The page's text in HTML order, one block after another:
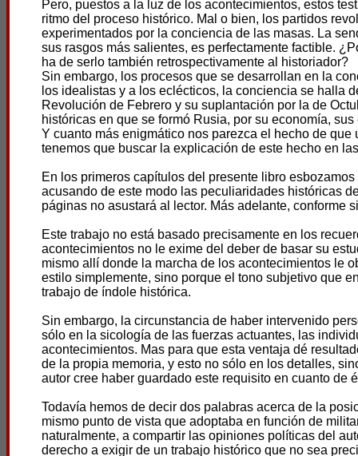
Pero, puestos a la luz de los acontecimientos, estos
ritmo del proceso histórico. Mal o bien, los partidos
experimentados por la conciencia de las masas. La
sus rasgos más salientes, es perfectamente factible.
ha de serlo también retrospectivamente al historiador?
Sin embargo, los procesos que se desarrollan en la
los idealistas y a los eclécticos, la conciencia se halla
Revolución de Febrero y su suplantación por la de
históricas en que se formó Rusia, por su economía,
Y cuanto más enigmático nos parezca el hecho de
tenemos que buscar la explicación de este hecho en
En los primeros capítulos del presente libro
acusando de este modo las peculiaridades históricas
páginas no asustará al lector. Más adelante, conforme
Este trabajo no está basado precisamente en los
acontecimientos no le exime del deber de basar su
mismo allí donde la marcha de los acontecimientos le
estilo simplemente, sino porque el tono subjetivo que
trabajo de índole histórica.
Sin embargo, la circunstancia de haber intervenido
sólo en la sicología de las fuerzas actuantes, las
acontecimientos. Mas para que esta ventaja dé
de la propia memoria, y esto no sólo en los detalles,
autor cree haber guardado este requisito en cuanto de
Todavía hemos de decir dos palabras acerca de la
mismo punto de vista que adoptaba en función de
naturalmente, a compartir las opiniones políticas del
derecho a exigir de un trabajo histórico que no sea